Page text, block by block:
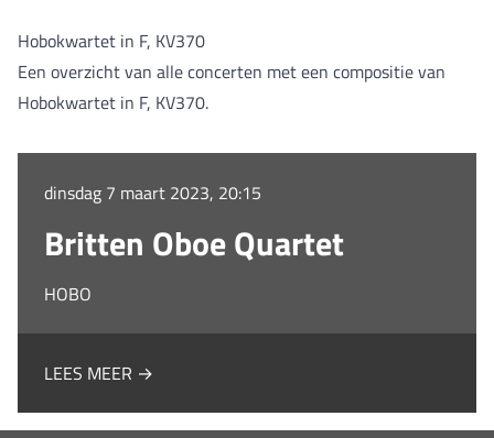
Hobokwartet in F, KV370
Een overzicht van alle concerten met een compositie van
Hobokwartet in F, KV370.
dinsdag 7 maart 2023, 20:15
Britten Oboe Quartet
HOBO
LEES MEER →